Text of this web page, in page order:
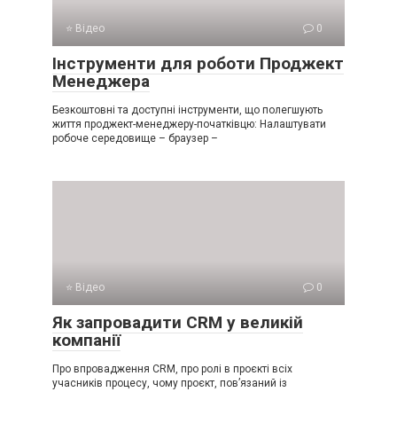
⭐ Відео 0
Інструменти для роботи Проджект
Менеджера
Безкоштовні та доступні інструменти, що полегшують
життя проджект-менеджеру-початківцю: Налаштувати
робоче середовище – браузер –
⭐ Відео 0
Як запровадити CRM у великій
компанії
Про впровадження CRM, про ролі в проєкті всіх
учасників процесу, чому проєкт, пов’язаний із